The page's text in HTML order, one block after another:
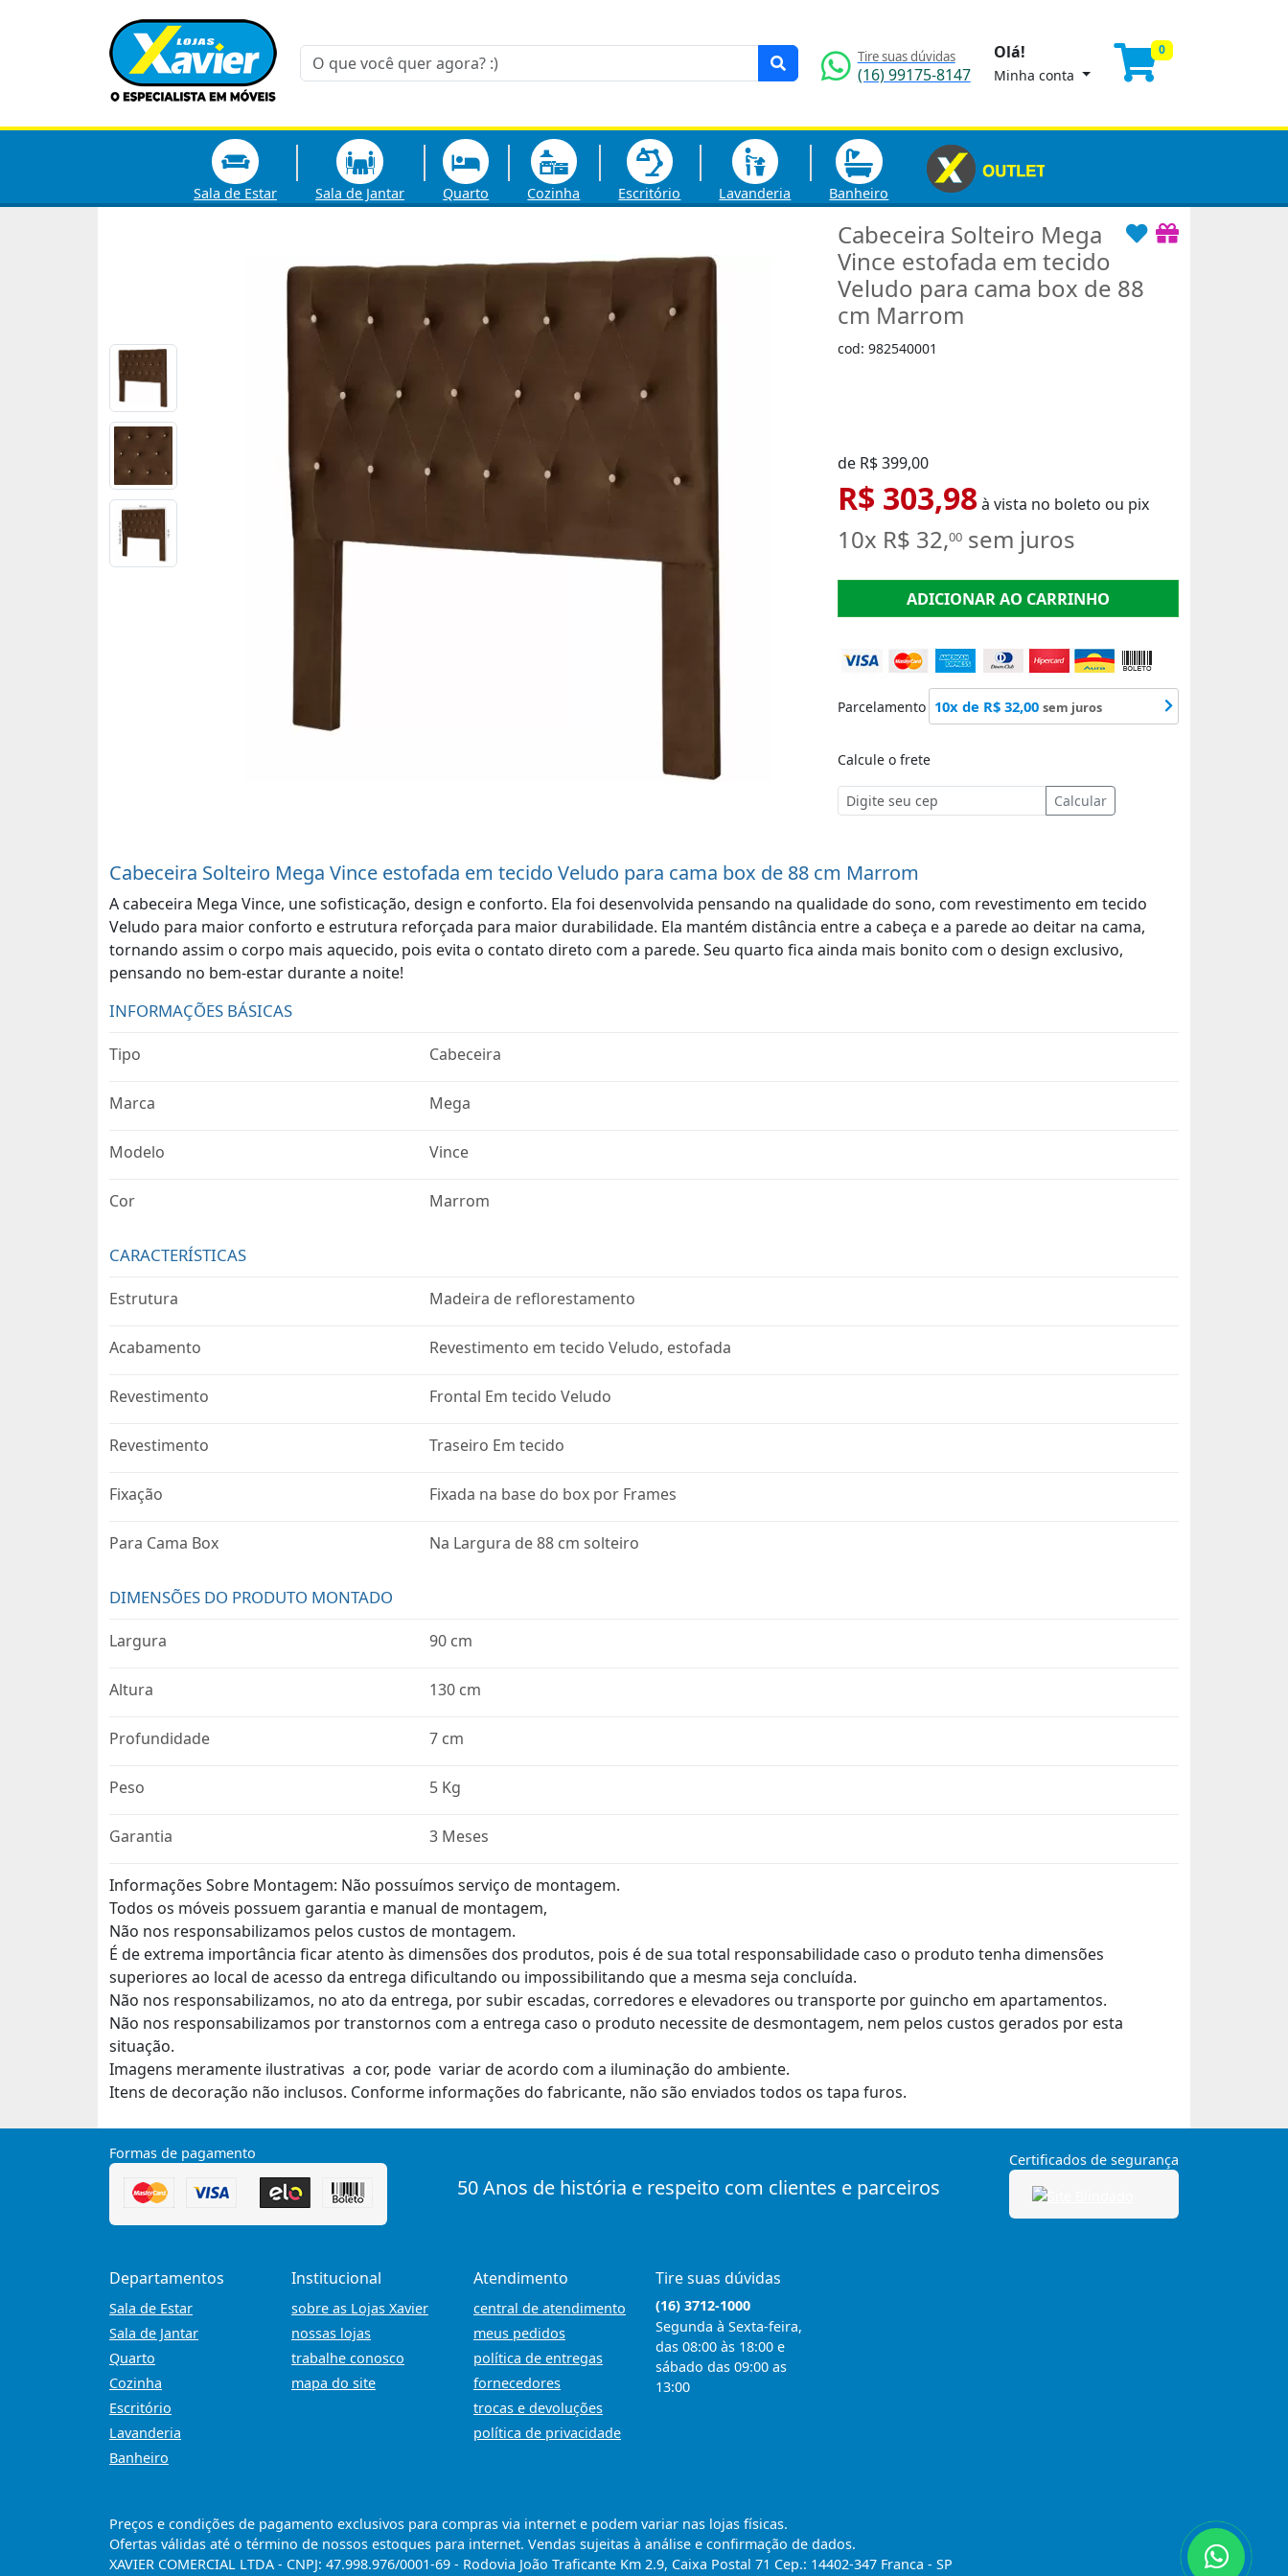
Tire suas dúvidas
(16) 99175-8147
Olá!
Minha conta
0
Sala de Estar Sala de Jantar Quarto Cozinha Escritório Lavanderia Banheiro
Cabeceira Solteiro Mega
Vince estofada em tecido
Veludo para cama box de 88
cm Marrom
cod: 982540001
de R$ 399,00
R$ 303,98à vista no boleto ou pix
10x R$ 32,00 sem juros
ADICIONAR AO CARRINHO
Parcelamento 10x de R$ 32,00 sem juros
Calcule o frete
Calcular
Cabeceira Solteiro Mega Vince estofada em tecido Veludo para cama box de 88 cm Marrom
A cabeceira Mega Vince, une sofisticação, design e conforto. Ela foi desenvolvida pensando na qualidade do sono, com revestimento em tecido
Veludo para maior conforto e estrutura reforçada para maior durabilidade. Ela mantém distância entre a cabeça e a parede ao deitar na cama,
tornando assim o corpo mais aquecido, pois evita o contato direto com a parede. Seu quarto fica ainda mais bonito com o design exclusivo,
pensando no bem-estar durante a noite!
INFORMAÇÕES BÁSICAS
Tipo Cabeceira
Marca Mega
Modelo Vince
Cor Marrom
CARACTERÍSTICAS
Estrutura Madeira de reflorestamento
Acabamento Revestimento em tecido Veludo, estofada
Revestimento Frontal Em tecido Veludo
Revestimento Traseiro Em tecido
Fixação Fixada na base do box por Frames
Para Cama Box Na Largura de 88 cm solteiro
DIMENSÕES DO PRODUTO MONTADO
Largura 90 cm
Altura 130 cm
Profundidade 7 cm
Peso 5 Kg
Garantia 3 Meses
Informações Sobre Montagem: Não possuímos serviço de montagem.
Todos os móveis possuem garantia e manual de montagem,
Não nos responsabilizamos pelos custos de montagem.
É de extrema importância ficar atento às dimensões dos produtos, pois é de sua total responsabilidade caso o produto tenha dimensões
superiores ao local de acesso da entrega dificultando ou impossibilitando que a mesma seja concluída.
Não nos responsabilizamos, no ato da entrega, por subir escadas, corredores e elevadores ou transporte por guincho em apartamentos.
Não nos responsabilizamos por transtornos com a entrega caso o produto necessite de desmontagem, nem pelos custos gerados por esta
situação.
Imagens meramente ilustrativas a cor, pode variar de acordo com a iluminação do ambiente.
Itens de decoração não inclusos. Conforme informações do fabricante, não são enviados todos os tapa furos.
Formas de pagamento
50 Anos de história e respeito com clientes e parceiros
Certificados de segurança
Departamentos
Sala de Estar
Sala de Jantar
Quarto
Cozinha
Escritório
Lavanderia
Banheiro
Institucional
sobre as Lojas Xavier
nossas lojas
trabalhe conosco
mapa do site
Atendimento
central de atendimento
meus pedidos
política de entregas
fornecedores
trocas e devoluções
política de privacidade
Tire suas dúvidas
(16) 3712-1000
Segunda à Sexta-feira,
das 08:00 às 18:00 e
sábado das 09:00 as
13:00
Preços e condições de pagamento exclusivos para compras via internet e podem variar nas lojas físicas.
Ofertas válidas até o término de nossos estoques para internet. Vendas sujeitas à análise e confirmação de dados.
XAVIER COMERCIAL LTDA - CNPJ: 47.998.976/0001-69 - Rodovia João Traficante Km 2.9, Caixa Postal 71 Cep.: 14402-347 Franca - SP